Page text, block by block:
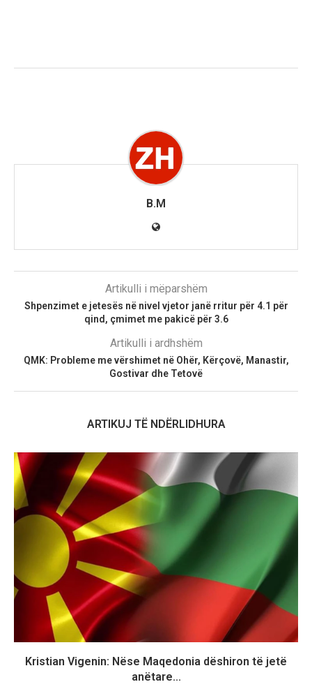
B.M
Artikulli i mëparshëm
Shpenzimet e jetesës në nivel vjetor janë rritur për 4.1 për
qind, çmimet me pakicë për 3.6
Artikulli i ardhshëm
QMK: Probleme me vërshimet në Ohër, Kërçovë, Manastir,
Gostivar dhe Tetovë
ARTIKUJ TË NDËRLIDHURA
Kristian Vigenin: Nëse Maqedonia dëshiron të jetë
anëtare...